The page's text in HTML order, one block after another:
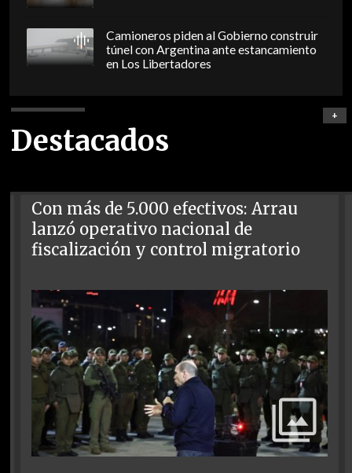
Camioneros piden al Gobierno construir
túnel con Argentina ante estancamiento
en Los Libertadores
Destacados
+
Con más de 5.000 efectivos: Arrau
lanzó operativo nacional de
fiscalización y control migratorio